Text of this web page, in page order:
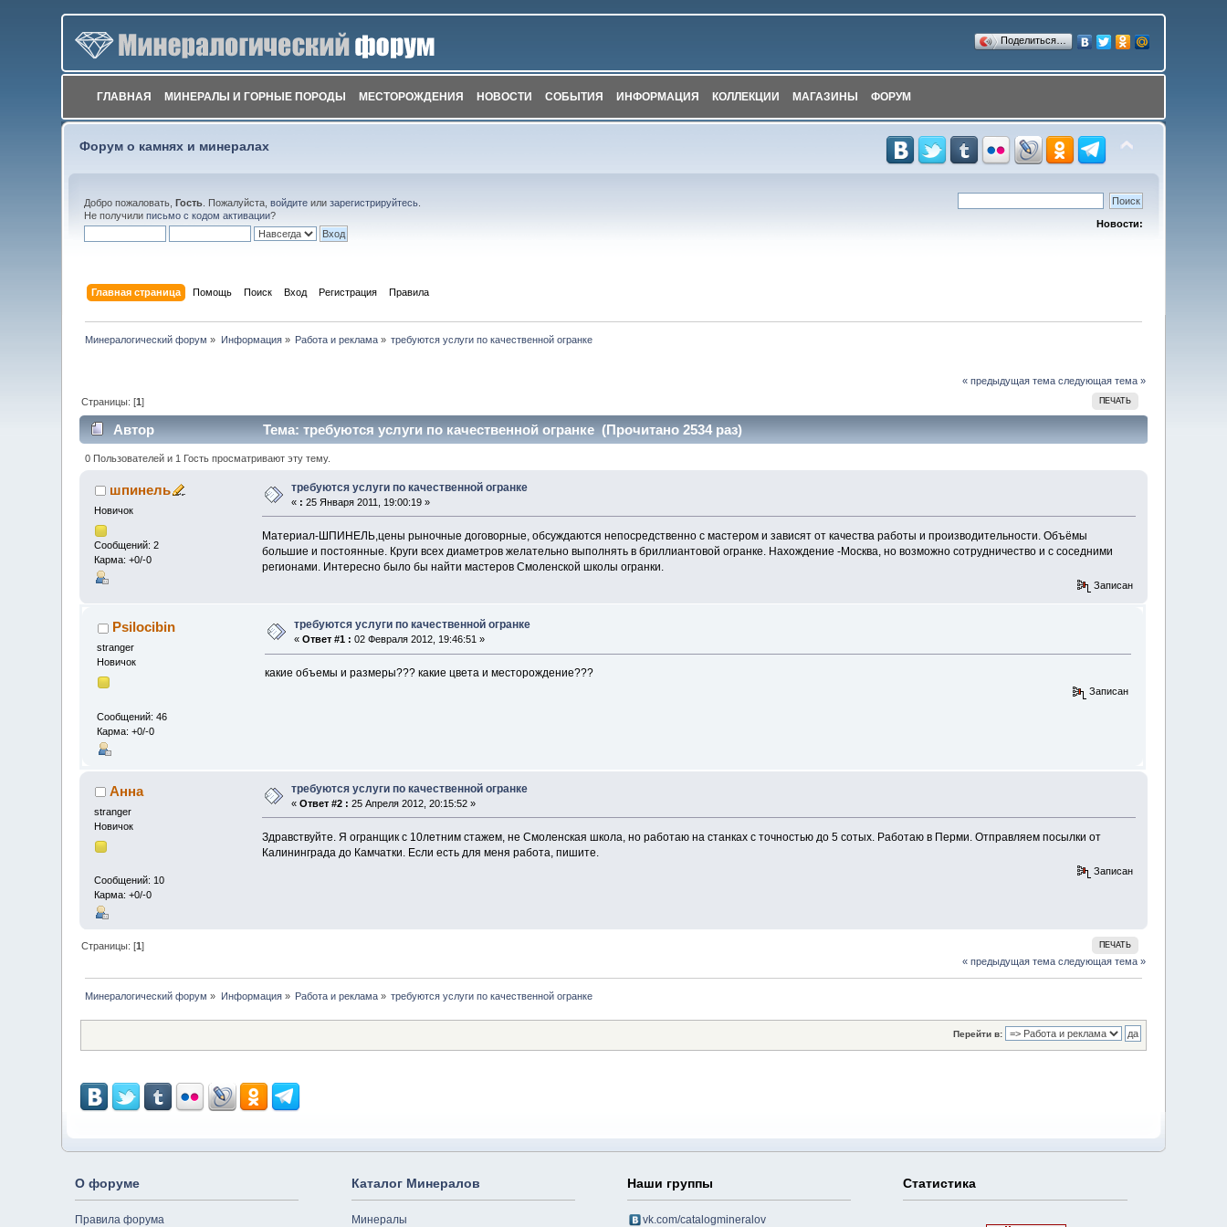
Поделиться…
ГЛАВНАЯ МИНЕРАЛЫ И ГОРНЫЕ ПОРОДЫ МЕСТОРОЖДЕНИЯ НОВОСТИ СОБЫТИЯ ИНФОРМАЦИЯ КОЛЛЕКЦИИ МАГАЗИНЫ ФОРУМ
Форум о камнях и минералах
Добро пожаловать,Гость . Пожалуйста,войдите илизарегистрируйтесь
Не получилиписьмо с кодом активации?
Новости:
Главная страница Помощь Поиск Вход Регистрация Правила
Минералогический форум » Информация» Работа и реклама » требуются услуги по качественной огранке
« предыдущая тема следующая тема »
ПЕЧАТЬ
Страницы: [1]
Автор Тема: требуются услуги по качественной огранке (Прочитано 2534 раз)
0 Пользователей и 1 Гость просматривают эту тему.
шпинель
Новичок
Сообщений: 2
Карма: +0/-0
требуются услуги по качественной огранке
« : 25 Января 2011, 19:00:19 »
Материал-ШПИНЕЛЬ,цены рыночные договорные, обсуждаются непосредственно с мастером и зависят от качества работы и производительности. Объёмы
большие и постоянные. Круги всех диаметров желательно выполнять в бриллиантовой огранке. Нахождение -Москва, но возможно сотрудничество и с соседними
регионами. Интересно было бы найти мастеров Смоленской школы огранки.
Записан
Psilocibin
stranger
Новичок
Сообщений: 46
Карма: +0/-0
требуются услуги по качественной огранке
«Ответ #1 : 02 Февраля 2012, 19:46:51 »
какие объемы и размеры??? какие цвета и месторождение???
Записан
Анна
stranger
Новичок
Сообщений: 10
Карма: +0/-0
требуются услуги по качественной огранке
«Ответ #2 : 25 Апреля 2012, 20:15:52 »
Здравствуйте. Я огранщик с 10летним стажем, не Смоленская школа, но работаю на станках с точностью до 5 сотых. Работаю в Перми. Отправляем посылки от
Калининграда до Камчатки. Если есть для меня работа, пишите.
Записан
ПЕЧАТЬ
Страницы: [1]
« предыдущая тема следующая тема »
Минералогический форум » Информация» Работа и реклама » требуются услуги по качественной огранке
Перейти в:
О форуме
Правила форума
Каталог Минералов
Минералы
Наши группы
vk.com/catalogmineralov
Статистика